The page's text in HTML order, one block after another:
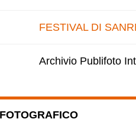
FESTIVAL DI
Archivio Publifoto